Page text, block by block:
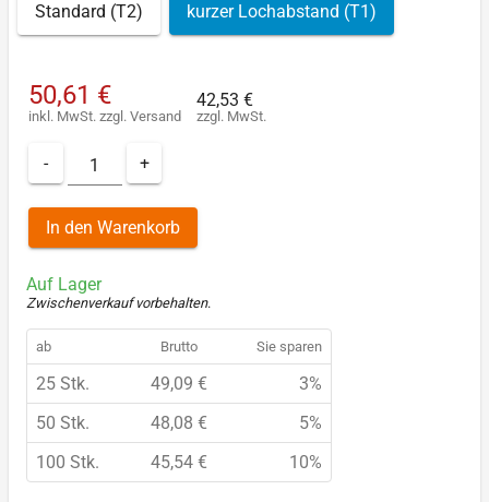
Standard (T2) kurzer Lochabstand (T1)
50,61 €
inkl. MwSt. zzgl. Versand
42,53 €
zzgl. MwSt.
- +
In den Warenkorb
Auf Lager
Zwischenverkauf vorbehalten.
ab Brutto Sie sparen
25 Stk. 49,09 €
3%
50 Stk.
48,08 €
5%
100 Stk.
45,54 € 10%